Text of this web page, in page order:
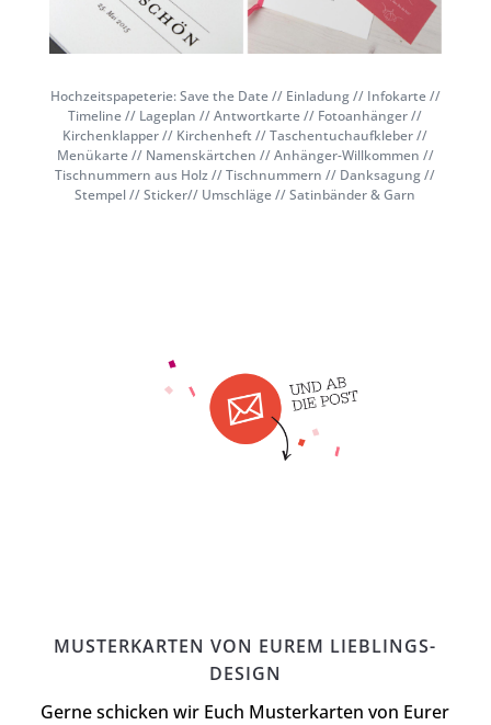
Hochzeitspapeterie: Save the Date // Einladung // Infokarte //
Timeline // Lageplan // Antwortkarte // Fotoanhänger //
Kirchenklapper // Kirchenheft // Taschentuchaufkleber //
Menükarte // Namenskärtchen // Anhänger-Willkommen //
Tischnummern aus Holz // Tischnummern // Danksagung //
Stempel // Sticker// Umschläge // Satinbänder & Garn
MUSTERKARTEN VON EUREM LIEBLINGS-
DESIGN
Gerne schicken wir Euch Musterkarten von Eurer